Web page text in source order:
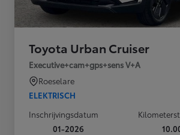
Toyota Urban Cruiser
Executive+cam+gps+sens V+A
Roeselare
ELEKTRISCH
Inschrijvingsdatum
01-2026